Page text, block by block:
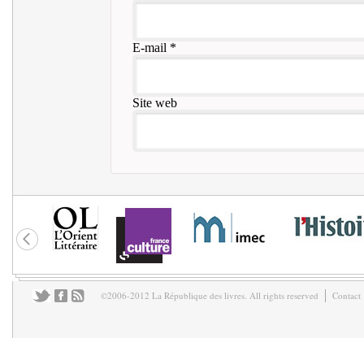
E-mail *
Site web
©2006-2012 La République des livres. All rights reserved Contact